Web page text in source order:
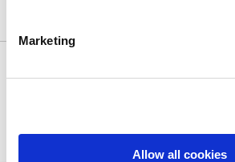
Marketing
Allow all cookies
ルクロス」の集会所検索で通信が切
ーハンターダブルクロス Nintendo
データ」配信のお知らせ